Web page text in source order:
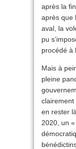
après la
après que
aval, la
pu
procédé à
Mais à
pleine
clairement
en rester
2020, un